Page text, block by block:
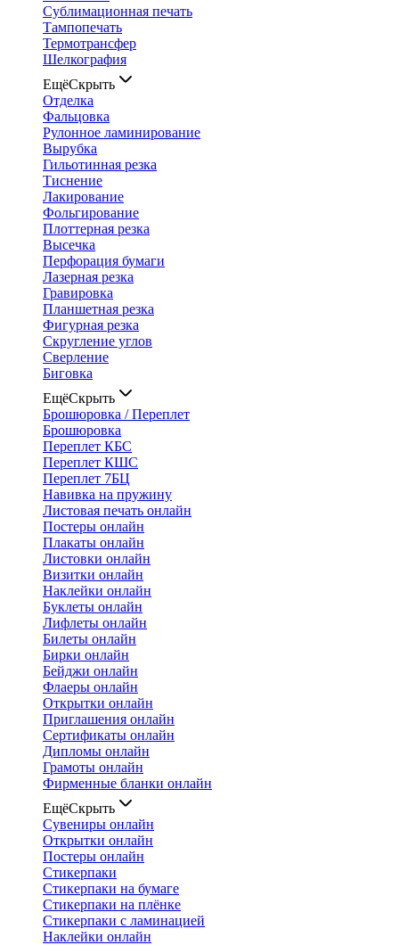
Сублимационная печать
Тампопечать
Термотрансфер
Шелкография
ЕщёСкрыть
Отделка
Фальцовка
Рулонное ламинирование
Вырубка
Гильотинная резка
Тиснение
Лакирование
Фольгирование
Плоттерная резка
Высечка
Перфорация бумаги
Лазерная резка
Гравировка
Планшетная резка
Фигурная резка
Скругление углов
Сверление
Биговка
ЕщёСкрыть
Брошюровка / Переплет
Брошюровка
Переплет КБС
Переплет КШС
Переплет 7БЦ
Навивка на пружину
Листовая печать онлайн
Постеры онлайн
Плакаты онлайн
Листовки онлайн
Визитки онлайн
Наклейки онлайн
Буклеты онлайн
Лифлеты онлайн
Билеты онлайн
Бирки онлайн
Бейджи онлайн
Флаеры онлайн
Открытки онлайн
Приглашения онлайн
Сертификаты онлайн
Дипломы онлайн
Грамоты онлайн
Фирменные бланки онлайн
ЕщёСкрыть
Сувениры онлайн
Открытки онлайн
Постеры онлайн
Стикерпаки
Стикерпаки на бумаге
Стикерпаки на плёнке
Стикерпаки с ламинацией
Наклейки онлайн